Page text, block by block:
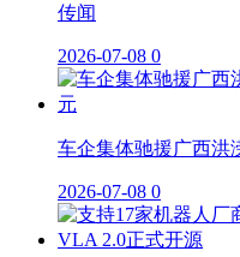
传闻
2026-07-08 0
车企集体驰援广西洪
2026-07-08 0